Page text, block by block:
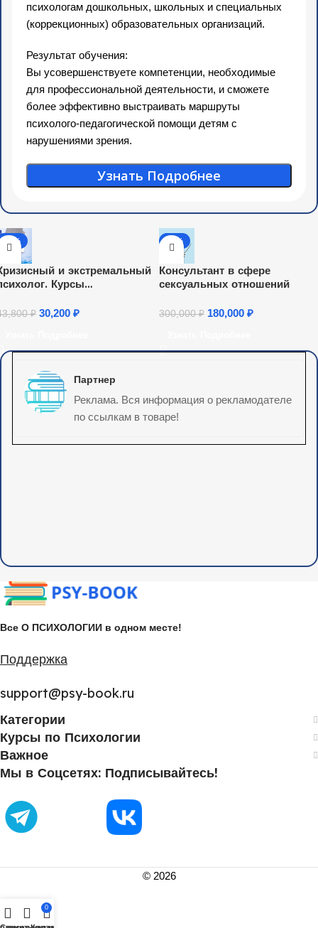
психологам дошкольных, школьных и специальных
(коррекционных) образовательных организаций.
Результат обучения:
Вы усовершенствуете компетенции, необходимые
для профессиональной деятельности, и сможете
более эффективно выстраивать маршруты
психолого-педагогической помощи детям с
нарушениями зрения.
Узнать Подробнее
-31%
и экстремальный
Курсы
₽ 30,200 ₽
-40%
Консультант в сфере
сексуальных отношений
300,000₽ 180,000 ₽
Партнер
Реклама. Вся информация о рекламодателе
по ссылкам в товаре!
Все О ПСИХОЛОГИИ в одном месте!
Поддержка
support@psy-book.ru
Категории
Курсы по Психологии
Важное
Мы в Соцсетях: Подписывайтесь!
© 2026
0